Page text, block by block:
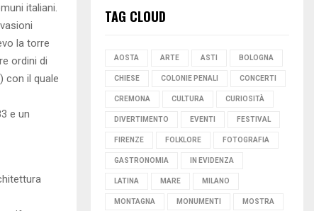
italiani.
la torre
ordini di
con il quale
e un
TAG CLOUD
AOSTA ARTE ASTI BOLOGNA
CHIESE COLONIE PENALI CONCERTI
CREMONA CULTURA CURIOSITÀ
DIVERTIMENTO EVENTI FESTIVAL
FIRENZE FOLKLORE FOTOGRAFIA
GASTRONOMIA IN EVIDENZA
LATINA MARE MILANO
MONTAGNA MONUMENTI MOSTRA